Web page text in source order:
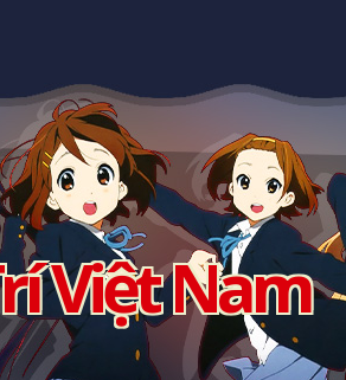
Việt Nam